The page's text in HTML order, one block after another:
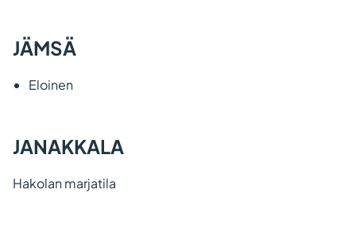
JÄMSÄ
Eloinen
JANAKKALA
Hakolan marjatila